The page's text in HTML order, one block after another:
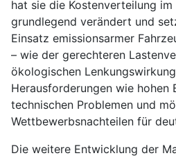
hat sie die Kostenverteilung
grundlegend verändert und
Einsatz emissionsarmer
– wie der gerechteren
ökologischen
Herausforderungen wie hohen
technischen Problemen und
Wettbewerbsnachteilen für
Die weitere Entwicklung der